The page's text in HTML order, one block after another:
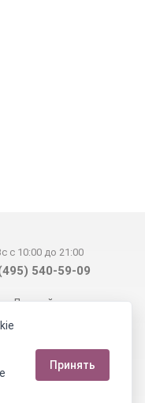
с 10:00 до 21:00
540-59-09
Личный счет
Наши магазины
Статьи
СОУТ
Телеграм
Принять